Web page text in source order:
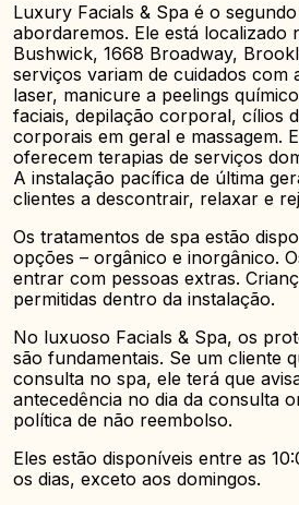
Luxury Facials & Spa é o
abordaremos. Ele está localizado
Bushwick, 1668 Broadway,
serviços variam de cuidados com
laser, manicure a peelings
faciais, depilação corporal, cílios
corporais em geral e massagem.
oferecem terapias de serviços
A instalação pacífica de última
clientes a descontrair, relaxar e
Os tratamentos de spa estão
opções – orgânico e inorgânico.
entrar com pessoas extras.
permitidas dentro da instalação.
No luxuoso Facials & Spa, os
são fundamentais. Se um cliente
consulta no spa, ele terá que
antecedência no dia da consulta
política de não reembolso.
Eles estão disponíveis entre as
os dias, exceto aos domingos.